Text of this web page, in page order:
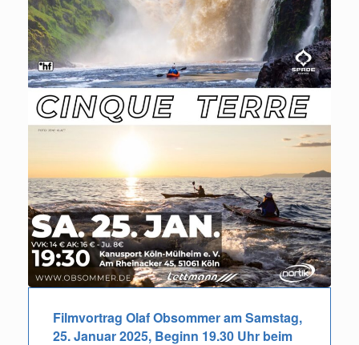
Filmvortrag Olaf Obsommer am Samstag,
25. Januar 2025, Beginn 19.30 Uhr beim